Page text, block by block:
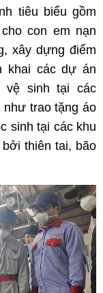
tiêu biểu gồm
con em nạn
xây dựng điểm
khai các dự án
vệ sinh tại các
trao tặng áo
sinh tại các khu
thiên tai, bão